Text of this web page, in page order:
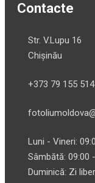
Contacte
Str. V.Lupu 16
Chișinău
+373 79 155 514
Luni - Vineri:
Sâmbătă: 09:00
Duminică: Zi